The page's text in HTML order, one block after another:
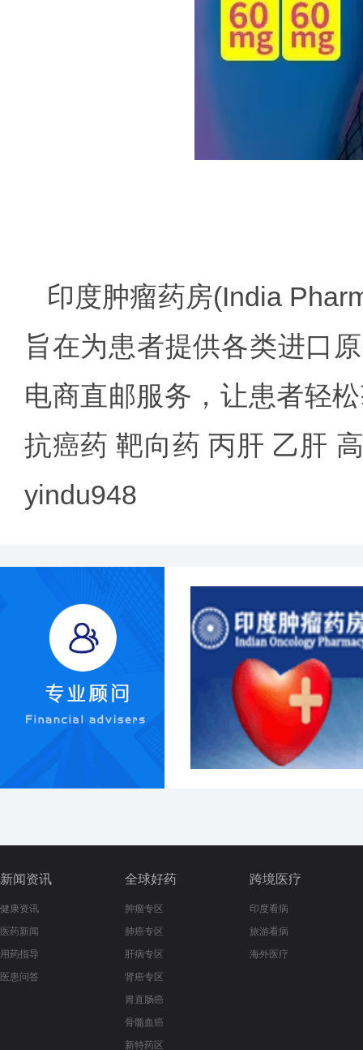
印度肿瘤药房(India
旨在为患者提供各类进口
电商直邮服务，让患者轻
抗癌药 靶向药 丙肝 乙肝
yindu948
新闻资讯
健康资讯
医药新闻
用药指导
医患问答
全球好药
肿瘤专区
肺癌专区
肝病专区
肾癌专区
胃直肠癌
骨髓血癌
新特药区
跨境医疗
印度看病
旅游看病
海外医疗